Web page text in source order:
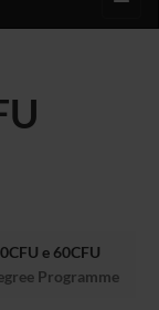
e 60CFU
Programme